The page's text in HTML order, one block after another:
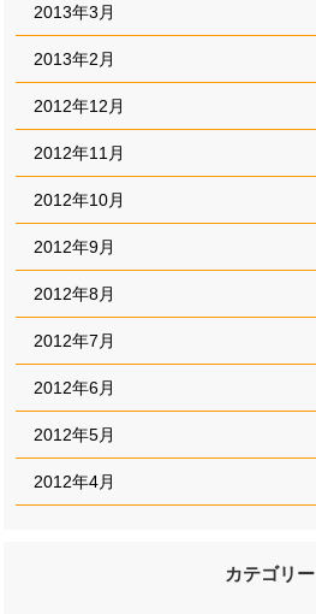
2013年3月
2013年2月
2012年12月
2012年11月
2012年10月
2012年9月
2012年8月
2012年7月
2012年6月
2012年5月
2012年4月
カテゴリー